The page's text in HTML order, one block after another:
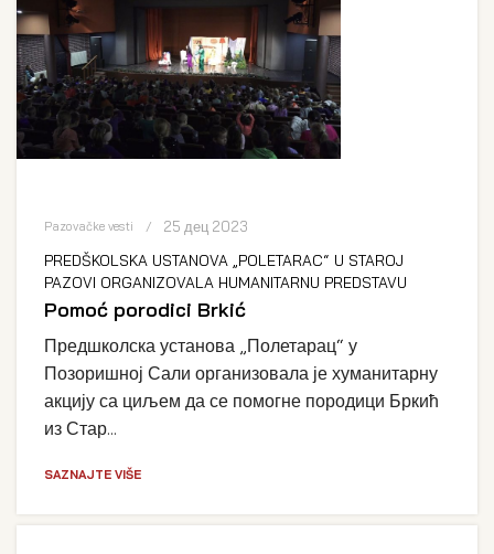
Pazovačke vesti 25 дец 2023
PREDŠKOLSKA USTANOVA „POLETARAC“ U STAROJ
PAZOVI ORGANIZOVALA HUMANITARNU PREDSTAVU
Pomoć porodici Brkić
Предшколска установа „Полетарац“ у
Позоришној Сали организовала је хуманитарну
акцију са циљем да се помогне породици Бркић
из Стар...
SAZNAJTE VIŠE